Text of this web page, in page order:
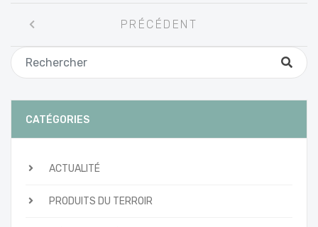
entre
les
articles
PRÉCÉDENT
CATÉGORIES
ACTUALITÉ
PRODUITS DU TERROIR